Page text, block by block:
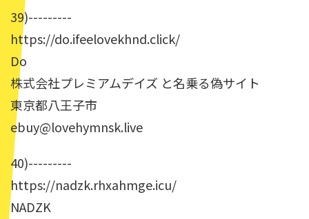
39)---------
https://do.ifeelovekhnd.click/
Do
株式会社プレミアムデイズ と名乗る偽サイト
東京都八王子市
ebuy@lovehymnsk.live
40)---------
https://nadzk.rhxahmge.icu/
NADZK